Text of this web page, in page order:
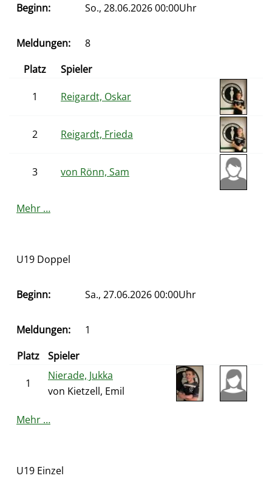
Beginn: So., 28.06.2026 00:00Uhr
Meldungen:
8
Platz
Spieler
1 Reigardt, Oskar
2 Reigardt, Frieda
3 von Rönn, Sam
Mehr …
U19 Doppel
Beginn: Sa., 27.06.2026 00:00Uhr
Meldungen:
1
Platz
Spieler
1
Nierade, Jukka
von Kietzell, Emil
Mehr …
U19 Einzel